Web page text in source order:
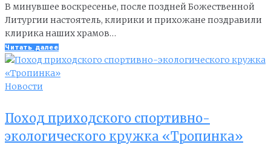
В минувшее воскресенье, после поздней Божественной
Литургии настоятель, клирики и прихожане поздравили
клирика наших храмов…
Читать далее
Новости
Поход приходского спортивно-
экологического кружка «Тропинка»